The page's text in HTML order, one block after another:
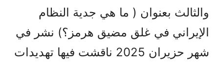
والثالث بعنوان ( ما هي جدية النظام
الإيراني في غلق مضيق هرمز؟) نشر في
شهر حزيران 2025 ناقشت فيها تهديدات